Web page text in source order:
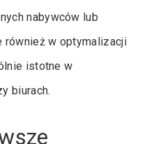
nabywców lub
również w optymalizacji
istotne w
biurach.